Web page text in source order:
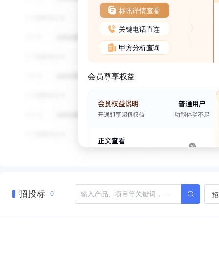
标讯详情查看
关键电话直连
甲方分析查询
会员尊享权益
招投标 0